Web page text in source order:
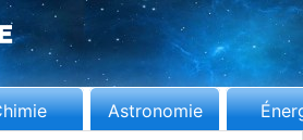
Astronomie